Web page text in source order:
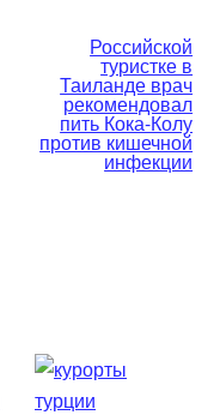
Российской
туристке в
Таиланде врач
рекомендовал
пить Кока-Колу
против кишечной
инфекции